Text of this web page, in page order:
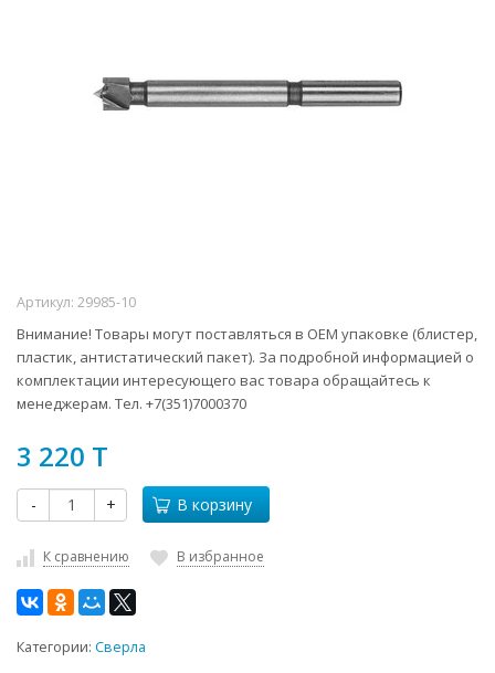
Артикул: 29985-10
Внимание! Товары могут поставляться в ОЕМ упаковке (блистер,
пластик, антистатический пакет). За подробной информацией о
комплектации интересующего вас товара обращайтесь к
менеджерам. Тел. +7(351)7000370
3 220 T
- + В корзину
К сравнению В избранное
Категории: Сверла